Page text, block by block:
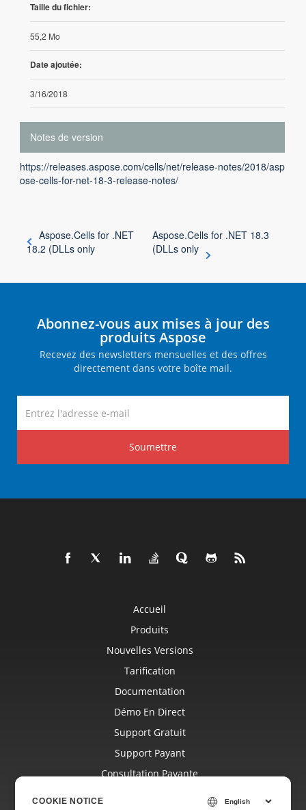
Taille du fichier:
55,2 Mo
Date ajoutée:
3/16/2018
Notes de version
https://releases.aspose.com/cells/net/release-notes/2018/asp
ose-cells-for-net-18-3-release-notes/
Aspose.Cells for .NET
18.2 (DLLs only
Aspose.Cells for .NET 18.3
(DLLs only
Abonnez-vous aux mises à jour des
produits Aspose
Recevez des newsletters mensuelles et des offres
directement dans votre boîte mail.
Soumettre
Accueil
Produits
Nouvelles Versions
Tarification
Documentation
Démo En Direct
Support Gratuit
Support Payant
Consultation Payante
COOKIE NOTICE